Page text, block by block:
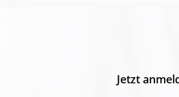
Jetzt